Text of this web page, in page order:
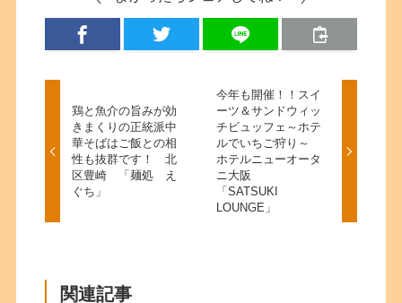
鶏と魚介の旨みが効
きまくりの正統派中
華そばはご飯との相
性も抜群です！ 北
区豊崎 「麺処 え
ぐち」
今年も開催！！スイ
ーツ＆サンドウィッ
チビュッフェ～ホテ
ルでいちご狩り～
ホテルニューオータ
ニ大阪
「SATSUKI
LOUNGE」
関連記事